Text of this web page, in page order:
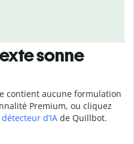
sonne
contient aucune formulation
Premium, ou cliquez
détecteur d’IA de Quillbot.